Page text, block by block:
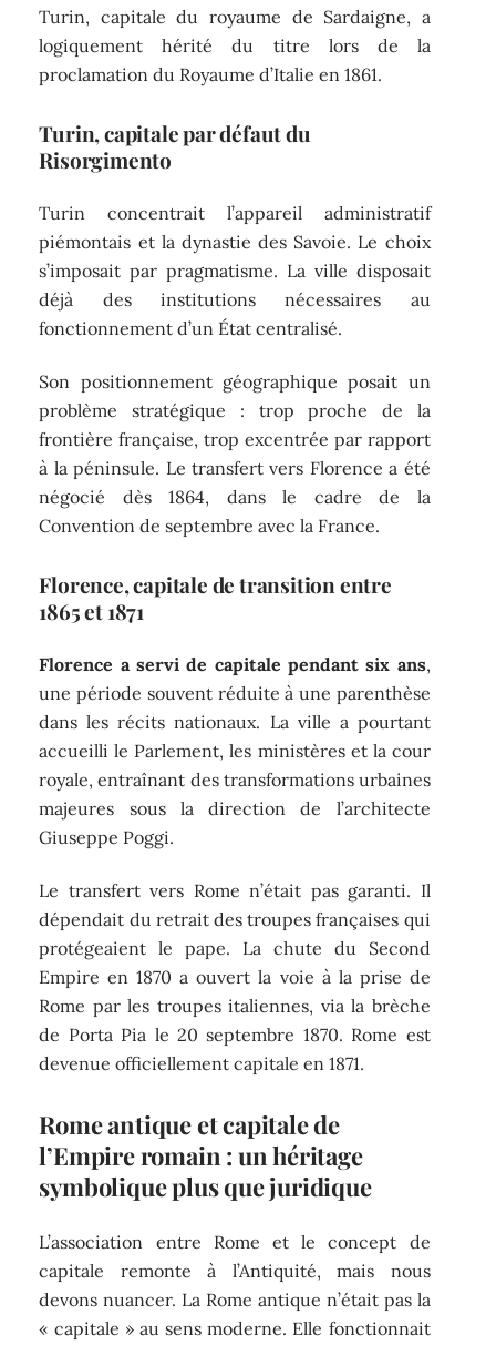
Turin, capitale du royaume de Sardaigne, a
logiquement hérité du titre lors de la
proclamation du Royaume d’Italie en 1861.
Turin, capitale par défaut du
Risorgimento
Turin concentrait l’appareil administratif
piémontais et la dynastie des Savoie. Le choix
s’imposait par pragmatisme. La ville disposait
déjà des institutions nécessaires au
fonctionnement d’un État centralisé.
Son positionnement géographique posait un
problème stratégique : trop proche de la
frontière française, trop excentrée par rapport
à la péninsule. Le transfert vers Florence a été
négocié dès 1864, dans le cadre de la
Convention de septembre avec la France.
Florence, capitale de transition entre
1865 et 1871
Florence a servi de capitale pendant six ans,
une période souvent réduite à une parenthèse
dans les récits nationaux. La ville a pourtant
accueilli le Parlement, les ministères et la cour
royale, entraînant des transformations urbaines
majeures sous la direction de l’architecte
Giuseppe Poggi.
Le transfert vers Rome n’était pas garanti. Il
dépendait du retrait des troupes françaises qui
protégeaient le pape. La chute du Second
Empire en 1870 a ouvert la voie à la prise de
Rome par les troupes italiennes, via la brèche
de Porta Pia le 20 septembre 1870. Rome est
devenue officiellement capitale en 1871.
Rome antique et capitale de
l’Empire romain : un héritage
symbolique plus que juridique
L’association entre Rome et le concept de
capitale remonte à l’Antiquité, mais nous
devons nuancer. La Rome antique n’était pas la
« capitale » au sens moderne. Elle fonctionnait